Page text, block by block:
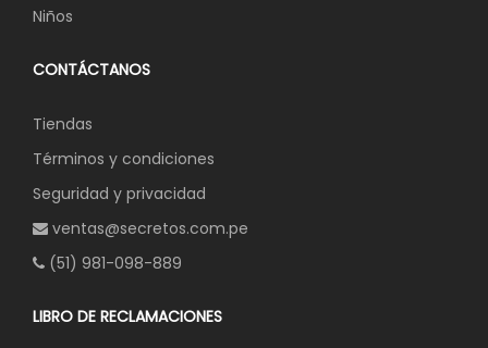
Niños
CONTÁCTANOS
Tiendas
Términos y condiciones
Seguridad y privacidad
ventas@secretos.com.pe
(51) 981-098-889
LIBRO DE RECLAMACIONES